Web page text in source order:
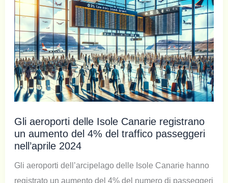
Gli aeroporti delle Isole Canarie registrano
un aumento del 4% del traffico passeggeri
nell’aprile 2024
Gli aeroporti dell’arcipelago delle Isole Canarie hanno
registrato un aumento del 4% del numero di passeggeri